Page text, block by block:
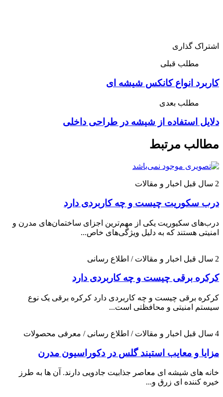
اشتراک گذاری
مطلب قبلی
کاربرد انواع کانکس شیشه ای
مطلب بعدی
دلایل استفاده از شیشه در طراحی داخلی
مطالب مرتبط
2 سال قبل اخبار و مقالات
درب سکوریت چیست و چه کاربردی دارد
درب‌های سکیوریت یکی از مهم‌ترین اجزای ساختمان‌های مدرن و
امنیتی هستند که به دلیل ویژگی‌های خاص...
2 سال قبل اخبار و مقالات / اطلاع رسانی
کرکره برقی چیست و چه کاربردی دارد
کرکره برقی چیست و چه کاربردی دارد کرکره برقی یک نوع
سیستم امنیتی و محافظتی است...
4 سال قبل اخبار و مقالات / اطلاع رسانی / معرفی محصولات
مزایا و معایب استیند گلس در دکوراسیون مدرن
خانه های شیشه ای معاصر جذابیت جادویی دارند. آن ها به طرز
خیره کننده ای زرق و...